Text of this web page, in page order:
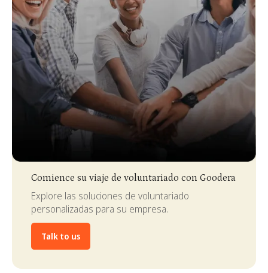
Comience su viaje de voluntariado con Goodera
Explore las soluciones de voluntariado
personalizadas para su empresa.
Talk to us